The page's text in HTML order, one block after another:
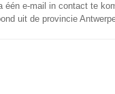
één e-mail in contact te
uit de provincie